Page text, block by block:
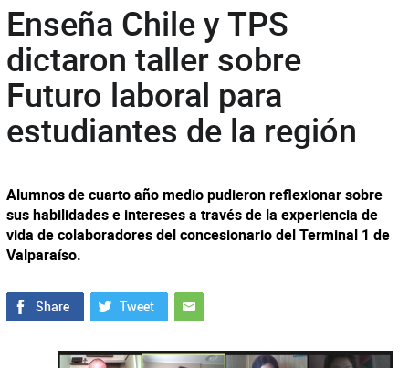
Enseña Chile y TPS
dictaron taller sobre
Futuro laboral para
estudiantes de la región
Alumnos de cuarto año medio pudieron reflexionar sobre
sus habilidades e intereses a través de la experiencia de
vida de colaboradores del concesionario del Terminal 1 de
Valparaíso.